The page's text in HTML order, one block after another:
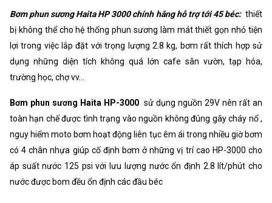
Bơm phun sương Haita HP 3000 chính hãng hỗ trợ tới 45 béc: thiết
bị không thể cho hệ thống phun sương làm mát thiết gọn nhỏ tiện
lợi trong việc lắp đặt với trọng lượng 2.8 kg, bơm rất thích hợp sử
dụng những diện tích không quá lớn cafe sân vườn, tạp hóa,
trường học, chợ vv...
Bơm phun sương Haita HP-3000 sử dụng nguồn 29V nên rất an
toàn hạn chế được tình trạng vào nguồn không đúng gây cháy nổ ,
nguy hiểm moto bơm hoạt động liên tục êm ái trong nhiều giờ bơm
có 4 chân nhựa giúp cố định bơm ở những vị trí cao HP-3000 cho
áp suất nước 125 psi với lưu lượng nước ổn định 2.8 lít/phút cho
nước được bom đều ổn định các đầu béc